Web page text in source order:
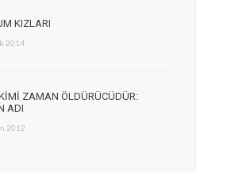
KIZLARI
2014
ZAMAN ÖLDÜRÜCÜDÜR:
ADI
2012